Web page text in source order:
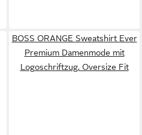
BOSS ORANGE Sweatshirt Ever
Premium Damenmode mit
Logoschriftzug, Oversize Fit